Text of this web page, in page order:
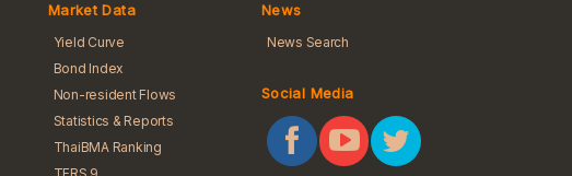
Market Data
Yield Curve
Bond Index
Non-resident Flows
Statistics & Reports
ThaiBMA Ranking
News
News Search
Social Media